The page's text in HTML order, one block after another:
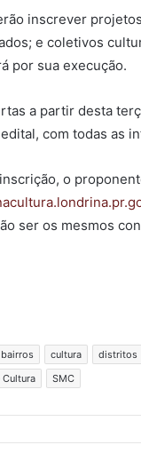
inscrever
e coletivos
por sua execução.
a partir desta
com todas as
o
ser os mesmos
bairros cultura distritos
Cultura
SMC